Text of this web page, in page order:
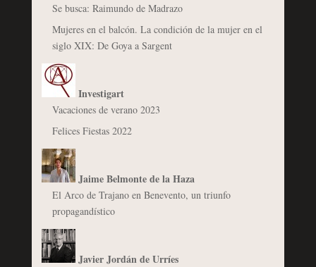
Se busca: Raimundo de Madrazo
Mujeres en el balcón. La condición de la mujer en el
siglo XIX: De Goya a Sargent
Investigart
Vacaciones de verano 2023
Felices Fiestas 2022
Jaime Belmonte de la Haza
El Arco de Trajano en Benevento, un triunfo
propagandístico
Javier Jordán de Urríes